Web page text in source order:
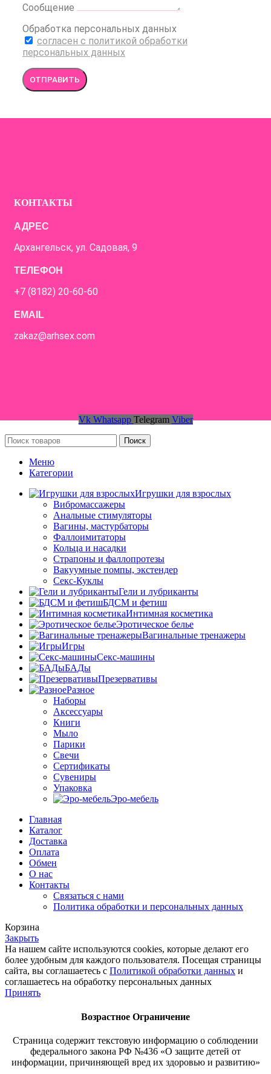
Сообщение
Обработка персональных данных
согласен с политикой обработки
персональных данных
ОТПРАВИТЬ
КОНТАКТЫ
АДРЕС
Архангельск, ул. Садовая, 9
ТЕЛЕФОН
+7 (8182) 20-60-60
EMAIL
zakaz@arhsex.com
Vk Whatsapp Telegram Viber
Поиск
Меню
Категории
Игрушки для взрослых
Вибромассажеры
Анальные стимуляторы
Вагины, мастурбаторы
Фаллоимитаторы
Кольца и насадки
Страпоны и фаллопротезы
Вакуумные помпы, экстендер
Секс-Куклы
Гели и лубриканты
БДСМ и фетиш
Интимная косметика
Эротическое белье
Вагинальные тренажеры
Игры
Секс-машины
БАДы
Презервативы
Разное
Наборы
Аксессуары
Книги
Мыло
Парики
Свечи
Сертификаты
Сувениры
Упаковка
Эро-мебель
Главная
Каталог
Доставка
Оплата
Обмен
О нас
Контакты
Связаться с нами
Политика обработки и персональных данных
Корзина
Закрыть
На нашем сайте используются cookies, которые делают его
более удобным для каждого пользователя. Посещая страницы
сайта, вы соглашаетесь с Политикой обработки данных и
соглашаетесь на обработку персональных данных
Принять
Возрастное Ограничение
Страница содержит текстовую информацию о соблюдении
федерального закона РФ №436 «О защите детей от
информации, причиняющей вред их здоровью и развитию»